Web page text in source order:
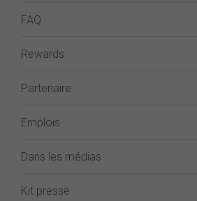
FAQ
Rewards
Partenaire
Emplois
Dans les médias
Kit presse